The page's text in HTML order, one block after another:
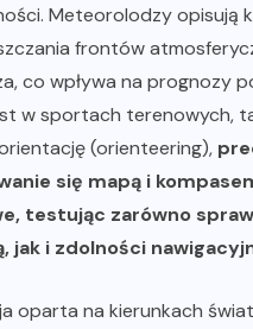
Meteorolodzy opisują
frontów
co wpływa na prognozy
w sportach terenowych,
(orienteering),
się mapą i
testując zarówno
jak i zdolności
oparta na kierunkach